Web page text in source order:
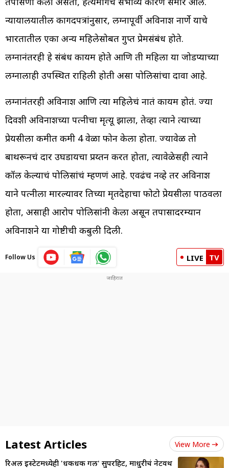
न्यायालयातील कागदपत्रांनुसार, लग्नापूर्वी अविनाश नार्णे याचे
भारतातील एका अन्य महिलेसोबत गुप्त प्रेमसंबंध होते.
लग्नानंतरही हे संबंध कायम होते आणि ती महिला या जोडप्याच्या
लग्नालाही उपस्थित राहिली होती असा पोलिसांचा दावा आहे.
लग्नानंतरही अविनाश आणि त्या महिलेचं नातं कायम होतं. ज्या
दिवशी अविनाशच्या पत्नीचा मृत्यू झाला, तेव्हा त्याने त्याच्या
प्रेयसीला कमीत कमी 4 वेळा फोन केला होता. ज्यावेळ तो
बाथरूनचं दार उघडायचा प्रय्तन करत होता, त्यावेळेसही त्याने
कॉल केल्याचं पोलिसांचं म्हणणं आहे. एवढंच नव्हे तर अविनाश
याने पत्नीला मारल्यावर तिच्या मृतदेहाचा फोटो प्रेयसीला पाठवला
होता, असाही आरोप पोलिसांनी केला असून तपासादरम्यान
अविनाशने या गोष्टीची कबुली दिली.
Follow Us LIVE TV
Latest Articles View More
रिअल इस्टेटमध्येही 'धकधक गर्ल' सुपरहिट, माधुरीचं नेटवर्थ